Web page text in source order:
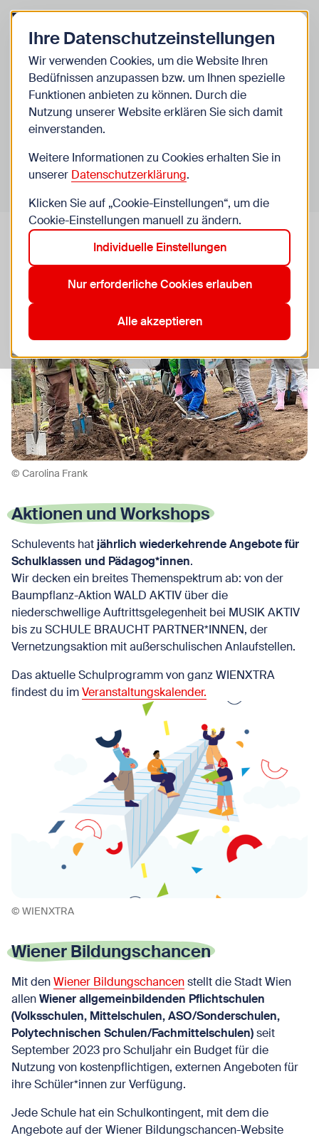
Zurück zur Startseite Zum
Schulevents
Schulevents. Weil Schule
mehr ist.
Hier bekommst du einen Überblick über unsere
Projekte und Angebote für Wiener Schulen.
Aktionen und Workshops
Schulevents hat jährlich wiederkehrende Angebote für
Schulklassen und Pädagog*innen.
Wir decken ein breites Themenspektrum ab: von der
Baumpflanz-Aktion WALD AKTIV über die
niederschwellige Auftrittsgelegenheit bei MUSIK AKTIV
bis zu SCHULE BRAUCHT PARTNER*INNEN, der
Vernetzungsaktion mit außerschulischen Anlaufstellen.
Das aktuelle Schulprogramm von ganz WIENXTRA
findest du imVeranstaltungskalender.
© Carolina Frank
© WIENXTRA
Wiener Bildungschancen
Mit denWiener Bildungschancenstellt die Stadt Wien
allenWiener allgemeinbildenden Pflichtschulen
(Volksschulen, Mittelschulen, ASO/Sonderschulen,
Polytechnischen Schulen/Fachmittelschulen)seit
September 2023 pro Schuljahr ein Budget für die
Nutzung von kostenpflichtigen, externen Angeboten für
ihre Schüler*innen zur Verfügung.
Jede Schule hat ein Schulkontingent, mit dem die
Angebote auf der Wiener Bildungschancen-Website
Ihre Datenschutzeinstellungen
Wir verwenden Cookies, um die Website Ihren
Bedüfnissen anzupassen bzw. um Ihnen spezielle
Funktionen anbieten zu können. Durch die
Nutzung unserer Website erklären Sie sich damit
einverstanden.
Weitere Informationen zu Cookies erhalten Sie in
unserer Datenschutzerklärung.
Klicken Sie auf „Cookie-Einstellungen“, um die
Cookie-Einstellungen manuell zu ändern.
Individuelle Einstellungen
Nur erforderliche Cookies erlauben
Alle akzeptieren